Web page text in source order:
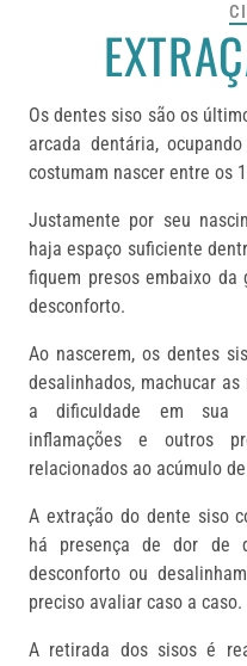
Os dentes siso são os
arcada dentária,
costumam nascer entre os
Justamente por seu
haja espaço suficiente
fiquem presos embaixo da
desconforto.
Ao nascerem, os dentes
desalinhados, machucar
a dificuldade em sua
inflamações e outros
relacionados ao acúmulo
A extração do dente siso
há presença de dor de
desconforto ou
preciso avaliar caso a caso.
A retirada dos sisos é